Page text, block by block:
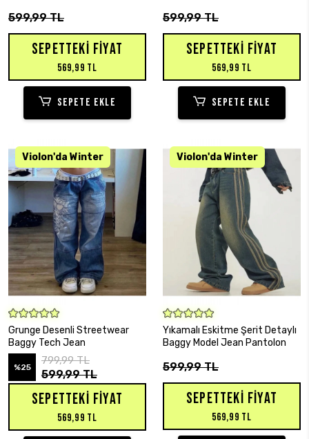
599,99 TL
SEPETTEKI FIYAT
569,99 TL
SEPETE EKLE
599,99 TL
SEPETTEKI FIYAT
569,99 TL
SEPETE EKLE
SEPETE EKLE
Grunge Desenli Streetwear
Baggy Tech Jean
%25
799,99 TL
599,99 TL
SEPETTEKI FIYAT
569,99 TL
SEPETE EKLE
Yıkamalı Eskitme Şerit Detaylı
Baggy Model Jean Pantolon
599,99 TL
SEPETTEKI FIYAT
569,99 TL